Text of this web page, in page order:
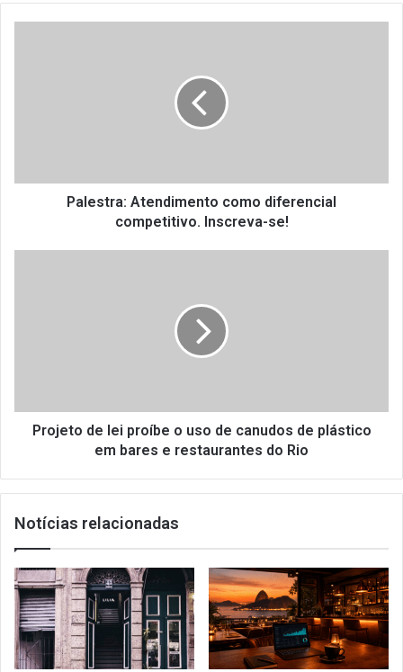
Palestra: Atendimento como diferencial
competitivo. Inscreva-se!
de
plástico
do
Projeto de lei proíbe o uso de canudos de plástico
em bares e restaurantes do Rio
Notícias relacionadas